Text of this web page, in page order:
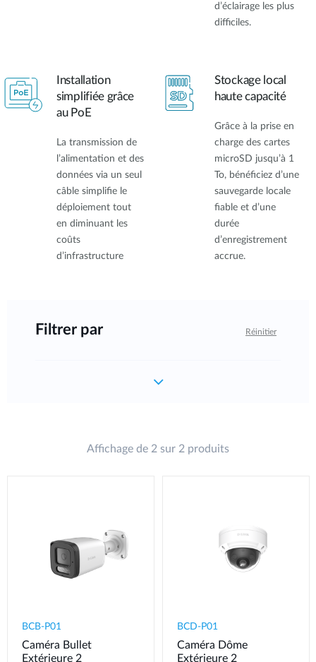
d’éclairage les plus
difficiles.
Installation
simplifiée grâce
au PoE
La transmission de
l’alimentation et des
données via un seul
câble simplifie le
déploiement tout
en diminuant les
coûts
d’infrastructure
Stockage local
haute capacité
Grâce à la prise en
charge des cartes
microSD jusqu’à 1
To, bénéficiez d’une
sauvegarde locale
fiable et d’une
durée
d’enregistrement
accrue.
Filtrer par Réinitier
Affichage de 2 sur 2 produits
BCB-P01
Caméra Bullet
Extérieure 2
BCD-P01
Caméra Dôme
Extérieure 2